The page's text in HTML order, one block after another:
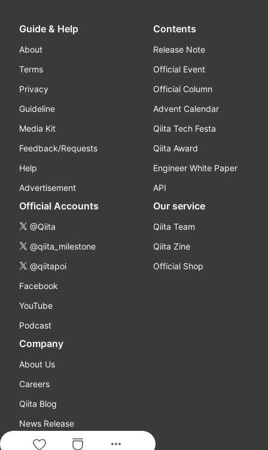
more_horiz
Guide & Help
About
Terms
Privacy
Guideline
Media Kit
Feedback/Requests
Help
Advertisement
Contents
Release Note
Official Event
Official Column
Advent Calendar
Qiita Tech Festa
Qiita Award
Engineer White Paper
API
Official Accounts
@Qiita
@qiita_milestone
@qiitapoi
Facebook
YouTube
Podcast
Our service
Qiita Team
Qiita Zine
Official Shop
Company
About Us
Careers
Qiita Blog
News Release